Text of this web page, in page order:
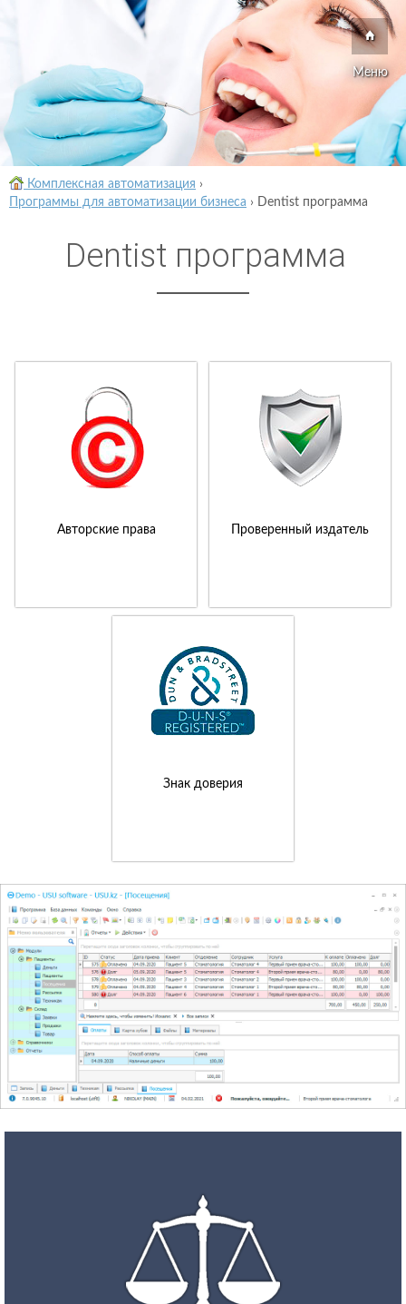
Меню
Комплексная автоматизация ›
Программы для автоматизации бизнеса › Dentist программа
Dentist программа
Авторские права Проверенный издатель
Знак доверия